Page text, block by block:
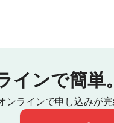
インで簡単。
ンラインで申し込みが完